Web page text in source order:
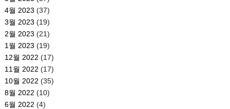
4월 2023 (37)
3월 2023 (19)
2월 2023 (21)
1월 2023 (19)
12월 2022 (17)
11월 2022 (17)
10월 2022 (35)
8월 2022 (10)
6월 2022 (4)